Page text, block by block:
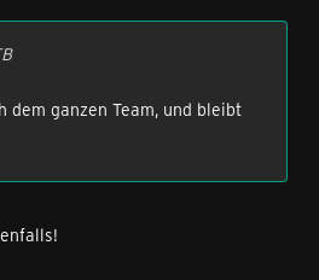
dem ganzen Team, und bleibt